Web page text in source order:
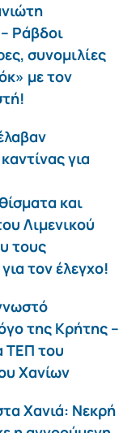
Ράβδοι
συνομιλίες
με τον
για
και
Λιμενικού
τους
τον έλεγχο!
της Κρήτης –
ΤΕΠ του
Χανίων
Χανιά: Νεκρή